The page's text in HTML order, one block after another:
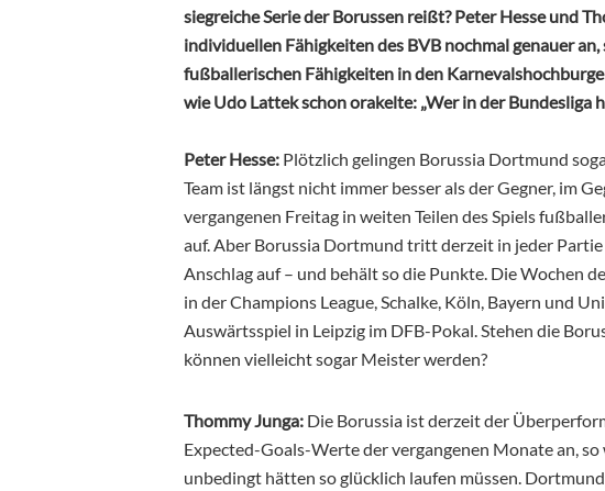
siegreiche Serie der Borussen reißt? Peter Hesse und
individuellen Fähigkeiten des BVB nochmal genauer
fußballerischen Fähigkeiten in den
wie Udo Lattek schon orakelte: „Wer in der Bundesliga
Peter Hesse: Plötzlich gelingen Borussia Dortmund
Team ist längst nicht immer besser als der Gegner, im
vergangenen Freitag in weiten Teilen des Spiels
auf. Aber Borussia Dortmund tritt derzeit in jeder
Anschlag auf – und behält so die Punkte. Die Wochen
in der Champions League, Schalke, Köln, Bayern und
Auswärtsspiel in Leipzig im DFB-Pokal. Stehen die
können vielleicht sogar Meister werden?
Thommy Junga: Die Borussia ist derzeit der
Expected-Goals-Werte der vergangenen Monate an,
unbedingt hätten so glücklich laufen müssen.